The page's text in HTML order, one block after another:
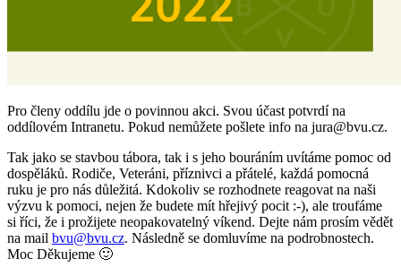
Pro členy oddílu jde o povinnou akci. Svou účast potvrdí na
oddílovém Intranetu. Pokud nemůžete pošlete info na jura@bvu.cz.
Tak jako se stavbou tábora, tak i s jeho bouráním uvítáme pomoc od
dospěláků. Rodiče, Veteráni, příznivci a přátelé, každá pomocná
ruku je pro nás důležitá. Kdokoliv se rozhodnete reagovat na naši
výzvu k pomoci, nejen že budete mít hřejivý pocit :-), ale troufáme
si říci, že i prožijete neopakovatelný víkend. Dejte nám prosím vědět
na mail bvu@bvu.cz. Následně se domluvíme na podrobnostech.
Moc Děkujeme 🙂